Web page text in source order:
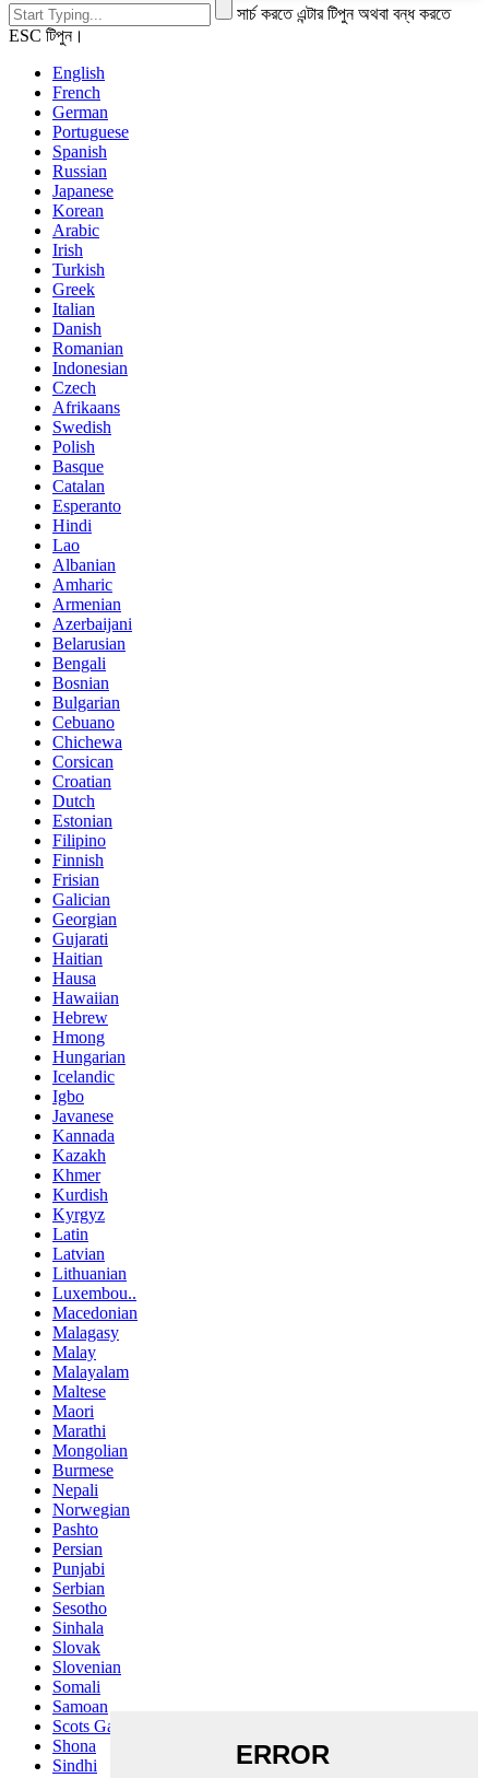
সার্চ করতে এন্টার টিপুন অথবা বন্ধ করতে
ESC টিপুন।
English
French
German
Portuguese
Spanish
Russian
Japanese
Korean
Arabic
Irish
Turkish
Greek
Italian
Danish
Romanian
Indonesian
Czech
Afrikaans
Swedish
Polish
Basque
Catalan
Esperanto
Hindi
Lao
Albanian
Amharic
Armenian
Azerbaijani
Belarusian
Bengali
Bosnian
Bulgarian
Cebuano
Chichewa
Corsican
Croatian
Dutch
Estonian
Filipino
Finnish
Frisian
Galician
Georgian
Gujarati
Haitian
Hausa
Hawaiian
Hebrew
Hmong
Hungarian
Icelandic
Igbo
Javanese
Kannada
Kazakh
Khmer
Kurdish
Kyrgyz
Latin
Latvian
Lithuanian
Luxembou..
Macedonian
Malagasy
Malay
Malayalam
Maltese
Maori
Marathi
Mongolian
Burmese
Nepali
Norwegian
Pashto
Persian
Punjabi
Serbian
Sesotho
Sinhala
Slovak
Slovenian
Somali
Samoan
Scots Gaelic
Shona
Sindhi